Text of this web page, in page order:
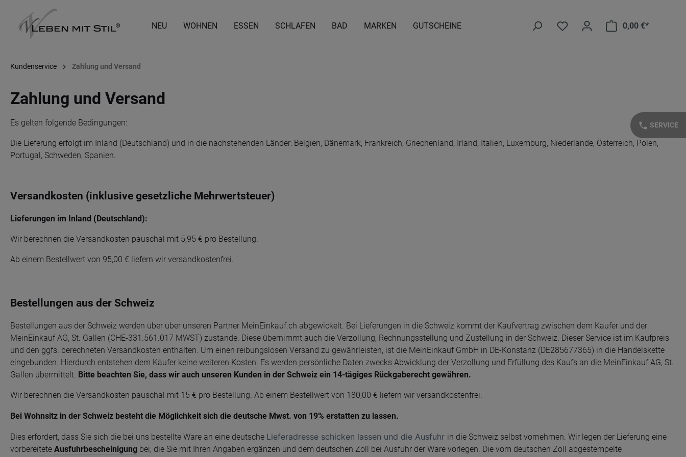
Zur Hauptnavigation springen
NEU WOHNEN ESSEN SCHLAFEN BAD MARKEN GUTSCHEINE 0,00 €*Warenkorb
Kundenservice Zahlung und Versand
Zahlung und Versand
Es gelten folgende Bedingungen:
Die Lieferung erfolgt im Inland (Deutschland) und in die nachstehenden Länder: Belgien, Dänemark, Frankreich, Griechenland, Irland, Italien, Luxemburg, Niederlande, Österreich, Polen,
Portugal, Schweden, Spanien.
Versandkosten (inklusive gesetzliche Mehrwertsteuer)
Lieferungen im Inland (Deutschland):
Wir berechnen die Versandkosten pauschal mit 5,95 € pro Bestellung.
Ab einem Bestellwert von 95,00 € liefern wir versandkostenfrei.
Bestellungen aus der Schweiz
Bestellungen aus der Schweiz werden über über unseren Partner MeinEinkauf.ch abgewickelt. Bei Lieferungen in die Schweiz kommt der Kaufvertrag zwischen dem Käufer und der
MeinEinkauf AG, St. Gallen (CHE-331.561.017 MWST) zustande. Diese übernimmt auch die Verzollung, Rechnungsstellung und Zustellung in der Schweiz. Dieser Service ist im Kaufpreis
und den ggfs. berechneten Versandkosten enthalten. Um einen reibungslosen Versand zu gewährleisten, ist die MeinEinkauf GmbH in DE-Konstanz (DE285677365) in die Handelskette
eingebunden. Hierdurch entstehen dem Käufer keine weiteren Kosten. Es werden persönliche Daten zwecks Abwicklung der Verzollung und Erfüllung des Kaufs an die MeinEinkauf AG, St.
Gallen übermittelt. Bitte beachten Sie, dass wir auch unseren Kunden in der Schweiz ein 14-tägiges Rückgaberecht gewähren.
Wir berechnen die Versandkosten pauschal mit 15 € pro Bestellung. Ab einem Bestellwert von 180,00 € liefern wir versandkostenfrei.
Bei Wohnsitz in der Schweiz besteht die Möglichkeit sich die deutsche Mwst. von 19% erstatten zu lassen.
Dies erfordert, dass Sie sich die bei uns bestellte Ware an eine deutsche Lieferadresse schicken lassen und die Ausfuhr in die Schweiz selbst vornehmen. Wir legen der Lieferung eine
vorbereitete Ausfuhrbescheinigung bei, die Sie mit Ihren Angaben ergänzen und dem deutschen Zoll bei Ausfuhr der Ware vorlegen. Die vom deutschen Zoll abgestempelte
phone SERVICE